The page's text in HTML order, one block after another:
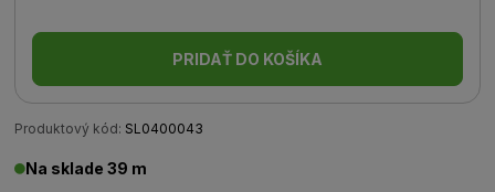
PRIDAŤ DO KOŠÍKA
Produktový kód: SL0400043
Na sklade 39 m